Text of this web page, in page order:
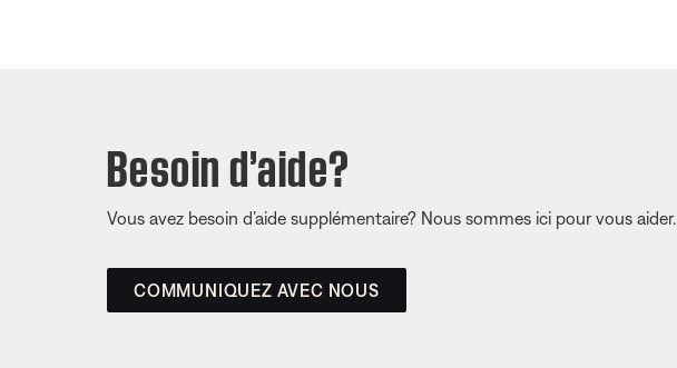
Besoin d’aide?
Vous avez besoin d’aide supplémentaire? Nous sommes ici pour vous aider.
COMMUNIQUEZ AVEC NOUS